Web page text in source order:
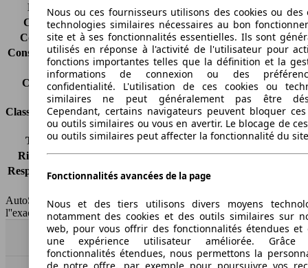
Émissions de CO2*
149 g/km (komb.)
Consommation (ville)
-
Consommation (route)
-
Consommation (combinée)* -
Classe d'émissions
Euro 5
Capacité du réservoir
60 l
Classes d'assurance
Tous risques
-
Risques partiels
-
Responsabilité civile -
AutoScout24 France SAS décline toute responsabilité concernant
l''exactitude des indications fournies.
Haut
Nous ou ces fournisseurs utilisons des cookies ou des
technologies similaires nécessaires au bon
site et à ses fonctionnalités essentielles. Ils sont
utilisés en réponse à l'activité de l'utilisateur pour
fonctions importantes telles que la définition et la
informations de connexion ou des
confidentialité. L'utilisation de ces cookies ou
similaires ne peut généralement pas être
Cependant, certains navigateurs peuvent bloquer ces
ou outils similaires ou vous en avertir. Le blocage de
ou outils similaires peut affecter la fonctionnalité du
Fonctionnalités avancées de la page
Nous et des tiers utilisons divers moyens
notamment des cookies et des outils similaires sur
web, pour vous offrir des fonctionnalités étendues et
une expérience utilisateur améliorée.
fonctionnalités étendues, nous permettons la
de notre offre, par exemple pour poursuivre vos